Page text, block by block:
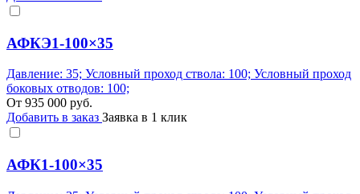
АФКЭ1-100×35
Давление: 35; Условный проход ствола: 100; Условный проход
боковых отводов: 100;
От 935 000 руб.
Добавить в заказ Заявка в 1 клик
АФК1-100×35